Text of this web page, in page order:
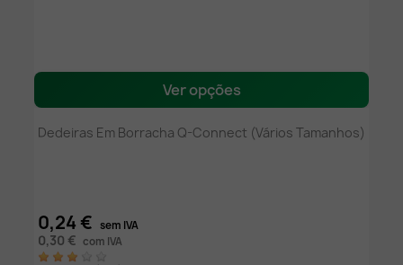
Ver opções
Dedeiras Em Borracha Q-Connect (Vários Tamanhos)
0,24 € sem IVA
0,30 € com IVA